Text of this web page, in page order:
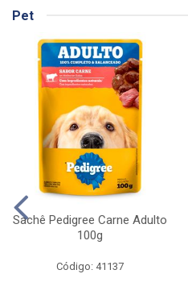
Pet
Sachê Pedigree Carne Adulto
100g
Código: 41137